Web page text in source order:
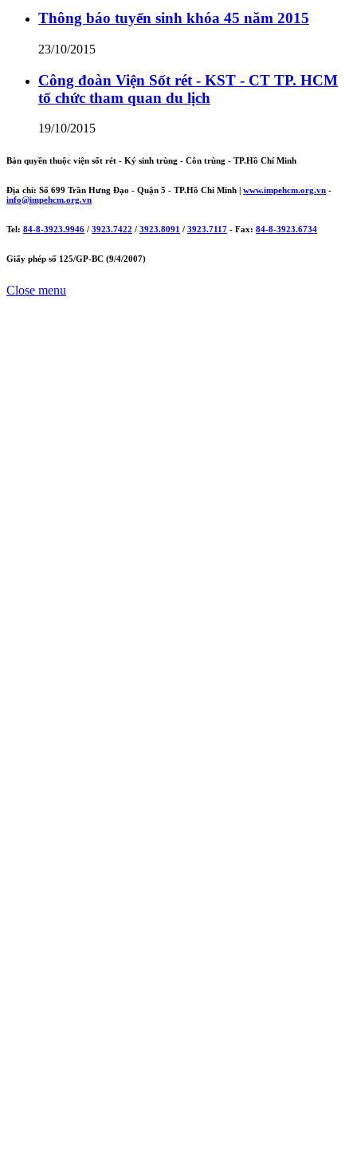
Thông báo tuyển sinh khóa 45 năm 2015
23/10/2015
Công đoàn Viện Sốt rét - KST - CT TP. HCM
tổ chức tham quan du lịch
19/10/2015
Bản quyền thuộc viện sốt rét - Ký sinh trùng - Côn trùng - TP.Hồ Chí Minh
Địa chỉ: Số 699 Trần Hưng Đạo - Quận 5 - TP.Hồ Chí Minh | www.impehcm.org.vn -
info@impehcm.org.vn
Tel: 84-8-3923.9946 / 3923.7422 / 3923.8091 / 3923.7117 - Fax: 84-8-3923.6734
Giấy phép số 125/GP-BC (9/4/2007)
Close menu